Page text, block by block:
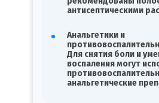
антисептическими
Анальгетики и
Для снятия боли и
воспаления могут
анальгетические